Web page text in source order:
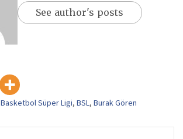
See author's posts
Basketbol Süper Ligi, BSL, Burak Gören